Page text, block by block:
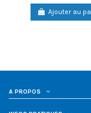
Ajouter au
A PROPOS